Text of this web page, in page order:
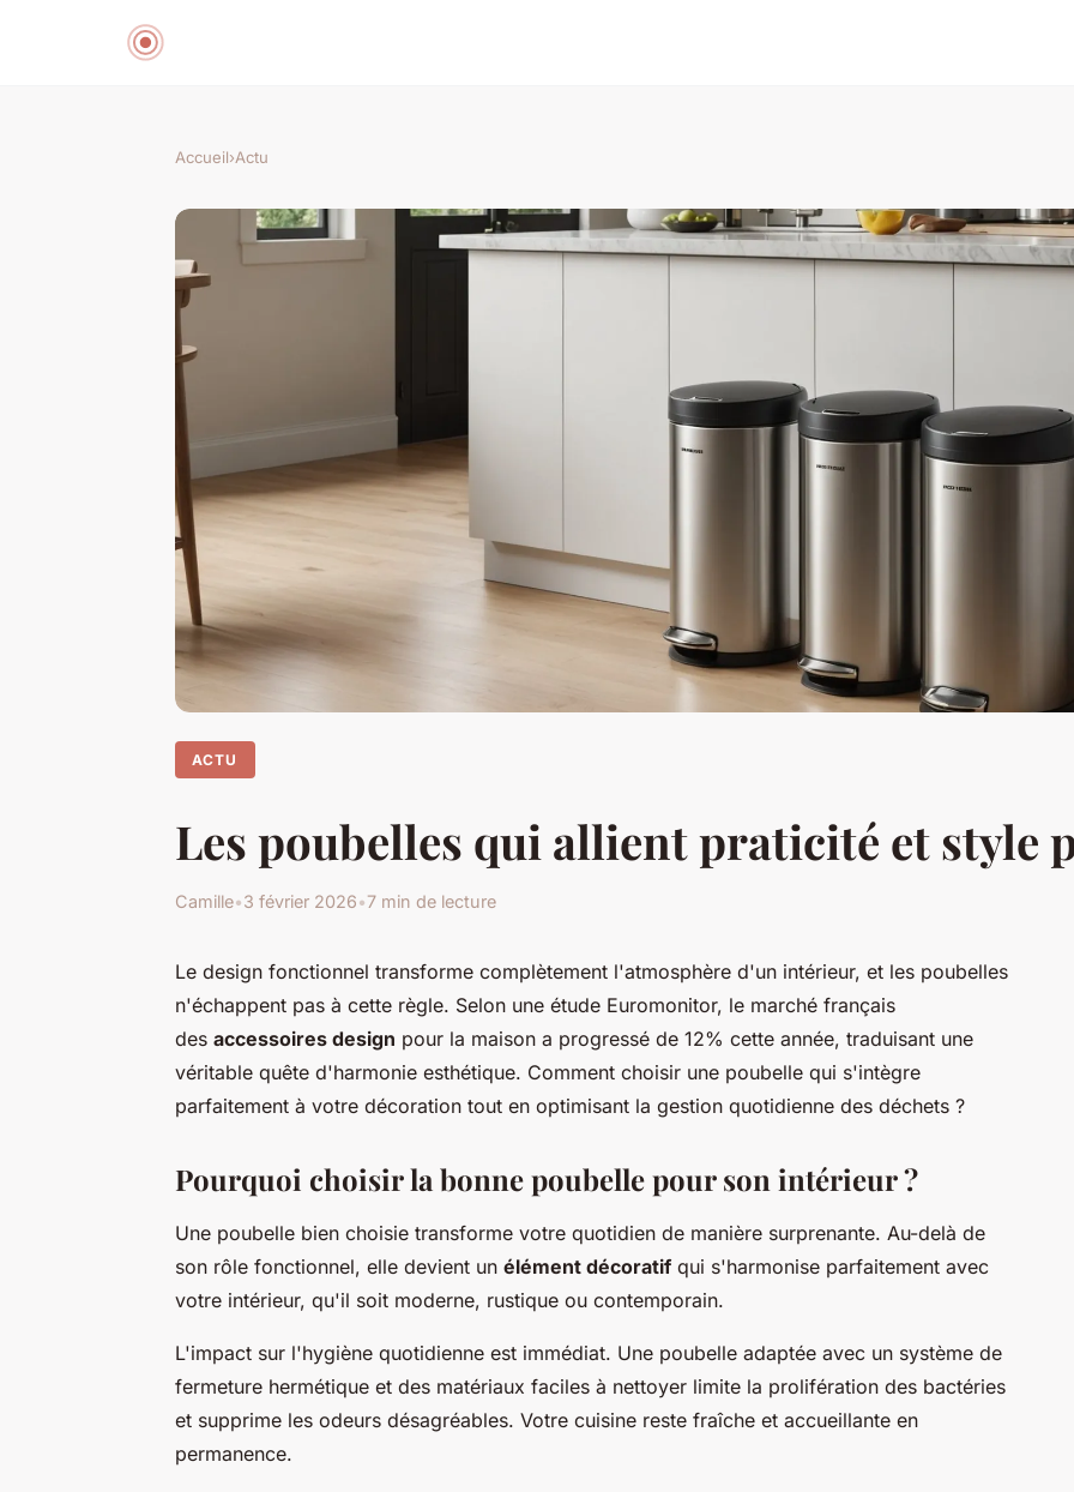
Accueil›Actu
ACTU
Les poubelles qui allient praticité et style
Camille•3 février 2026•7 min de lecture
Le design fonctionnel transforme complètement l'atmosphère d'un intérieur, et les poubelles
n'échappent pas à cette règle. Selon une étude Euromonitor, le marché français
des accessoires design pour la maison a progressé de 12% cette année, traduisant une
véritable quête d'harmonie esthétique. Comment choisir une poubelle qui s'intègre
parfaitement à votre décoration tout en optimisant la gestion quotidienne des déchets ?
Pourquoi choisir la bonne poubelle pour son intérieur ?
Une poubelle bien choisie transforme votre quotidien de manière surprenante. Au-delà de
son rôle fonctionnel, elle devient un élément décoratif qui s'harmonise parfaitement avec
votre intérieur, qu'il soit moderne, rustique ou contemporain.
L'impact sur l'hygiène quotidienne est immédiat. Une poubelle adaptée avec un système de
fermeture hermétique et des matériaux faciles à nettoyer limite la prolifération des bactéries
et supprime les odeurs désagréables. Votre cuisine reste fraîche et accueillante en
permanence.